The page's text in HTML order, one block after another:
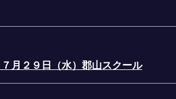
７月２９日（水）郡山スクール